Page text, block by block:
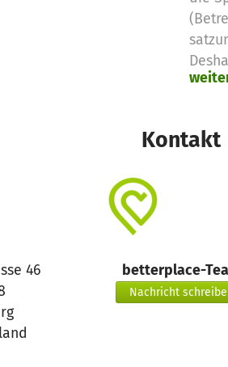
Kontakt
46
betterplace-
Nachricht